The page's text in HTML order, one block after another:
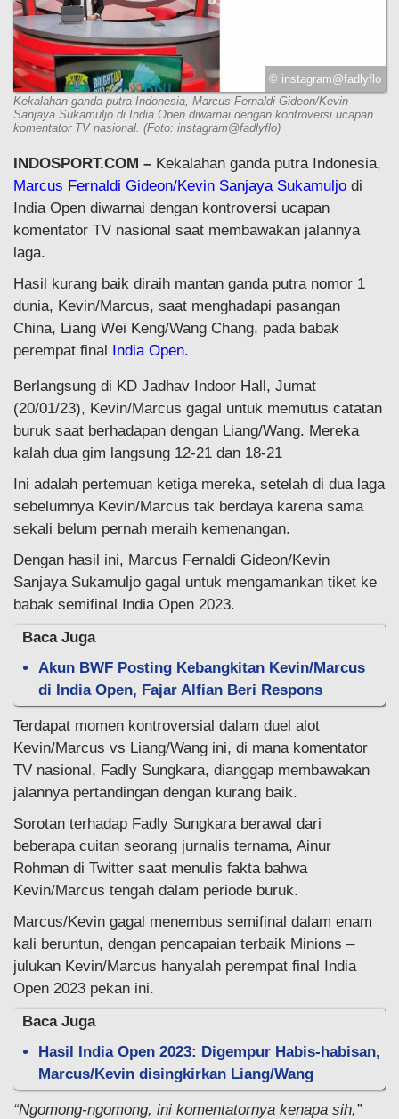
© instagram@fadlyflo
Kekalahan ganda putra Indonesia, Marcus Fernaldi Gideon/Kevin
Sanjaya Sukamuljo di India Open diwarnai dengan kontroversi ucapan
komentator TV nasional. (Foto: instagram@fadlyflo)
INDOSPORT.COM – Kekalahan ganda putra Indonesia,
Marcus Fernaldi Gideon/Kevin Sanjaya Sukamuljo di
India Open diwarnai dengan kontroversi ucapan
komentator TV nasional saat membawakan jalannya
laga.
Hasil kurang baik diraih mantan ganda putra nomor 1
dunia, Kevin/Marcus, saat menghadapi pasangan
China, Liang Wei Keng/Wang Chang, pada babak
perempat final India Open.
Berlangsung di KD Jadhav Indoor Hall, Jumat
(20/01/23), Kevin/Marcus gagal untuk memutus catatan
buruk saat berhadapan dengan Liang/Wang. Mereka
kalah dua gim langsung 12-21 dan 18-21
Ini adalah pertemuan ketiga mereka, setelah di dua laga
sebelumnya Kevin/Marcus tak berdaya karena sama
sekali belum pernah meraih kemenangan.
Dengan hasil ini, Marcus Fernaldi Gideon/Kevin
Sanjaya Sukamuljo gagal untuk mengamankan tiket ke
babak semifinal India Open 2023.
Baca Juga
Akun BWF Posting Kebangkitan Kevin/Marcus
di India Open, Fajar Alfian Beri Respons
Terdapat momen kontroversial dalam duel alot
Kevin/Marcus vs Liang/Wang ini, di mana komentator
TV nasional, Fadly Sungkara, dianggap membawakan
jalannya pertandingan dengan kurang baik.
Sorotan terhadap Fadly Sungkara berawal dari
beberapa cuitan seorang jurnalis ternama, Ainur
Rohman di Twitter saat menulis fakta bahwa
Kevin/Marcus tengah dalam periode buruk.
Marcus/Kevin gagal menembus semifinal dalam enam
kali beruntun, dengan pencapaian terbaik Minions –
julukan Kevin/Marcus hanyalah perempat final India
Open 2023 pekan ini.
Baca Juga
Hasil India Open 2023: Digempur Habis-habisan,
Marcus/Kevin disingkirkan Liang/Wang
“Ngomong-ngomong, ini komentatornya kenapa sih,”